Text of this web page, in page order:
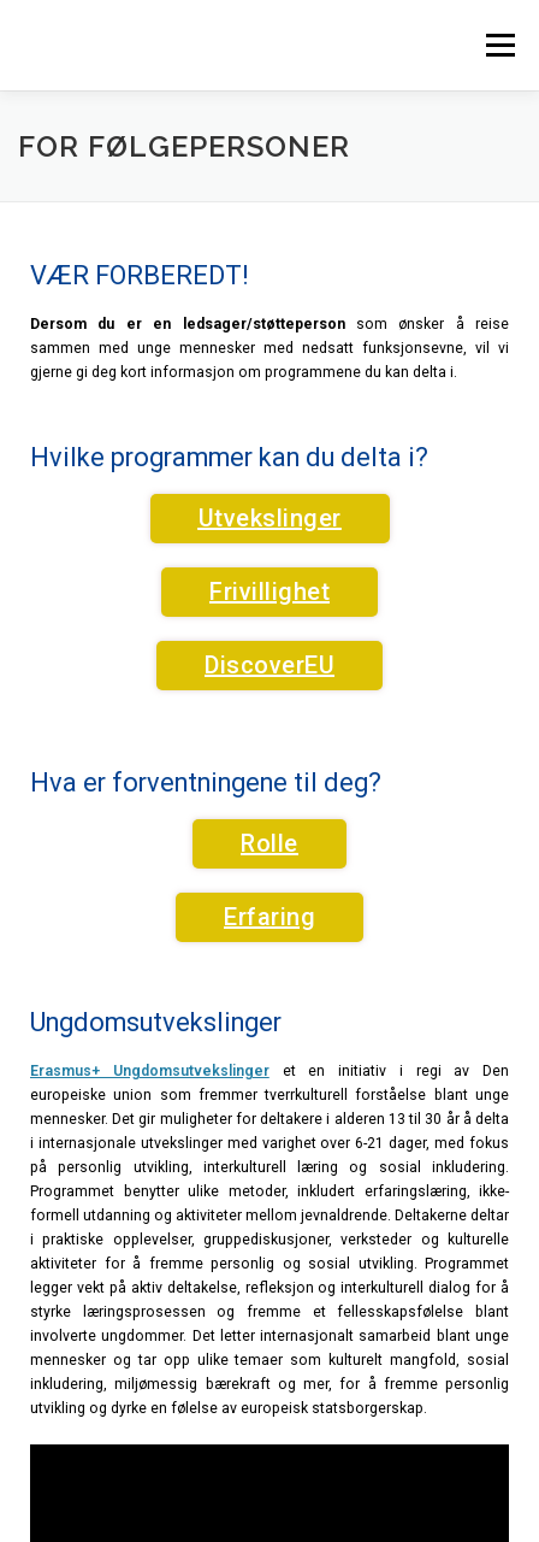
Meny
FOR FØLGEPERSONER
VÆR FORBEREDT!
Dersom du er en ledsager/støttepersonsom ønsker å reise
sammen med unge mennesker med nedsatt funksjonsevne, vil vi
gjerne gi deg kort informasjon om programmene du kan delta i.
Hvilke programmer kan du delta i?
Utvekslinger​
Frivillighet
DiscoverEU
Hva er forventningene til deg?
Rolle
Erfaring
Ungdomsutvekslinger
Erasmus+ Ungdomsutvekslingeret en initiativ i regi av Den
europeiske union som fremmer tverrkulturell forståelse blant unge
mennesker. Det gir muligheter for deltakere i alderen 13 til 30 år å delta
i internasjonale utvekslinger med varighet over 6-21 dager, med fokus
på personlig utvikling, interkulturell læring og sosial inkludering.
Programmet benytter ulike metoder, inkludert erfaringslæring, ikke-
formell utdanning og aktiviteter mellom jevnaldrende. Deltakerne deltar
i praktiske opplevelser, gruppediskusjoner, verksteder og kulturelle
aktiviteter for å fremme personlig og sosial utvikling. Programmet
legger vekt på aktiv deltakelse, refleksjon og interkulturell dialog for å
styrke læringsprosessen og fremme et fellesskapsfølelse blant
involverte ungdommer. Det letter internasjonalt samarbeid blant unge
mennesker og tar opp ulike temaer som kulturelt mangfold, sosial
inkludering, miljømessig bærekraft og mer, for å fremme personlig
utvikling og dyrke en følelse av europeisk statsborgerskap.